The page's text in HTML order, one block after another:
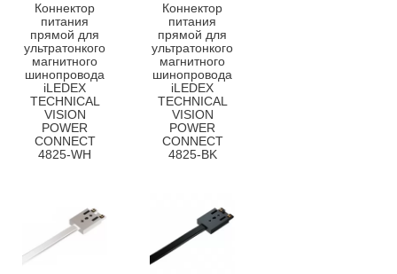
Коннектор
питания
прямой для
ультратонкого
магнитного
шинопровода
iLEDEX
TECHNICAL
VISION
POWER
CONNECT
4825-WH
Коннектор
питания
прямой для
ультратонкого
магнитного
шинопровода
iLEDEX
TECHNICAL
VISION
POWER
CONNECT
4825-BK